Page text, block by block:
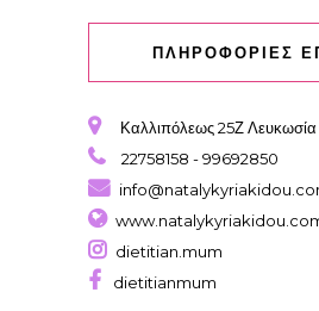
ΠΛΗΡΟΦΟΡΙΕΣ
Καλλιπόλεως 25Ζ Λευκωσία
22758158 - 99692850
dietitian.mum
dietitianmum